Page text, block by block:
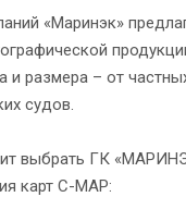
«Маринэк»
и размера – от
судов.
выбрать ГК
карт C-MAP: